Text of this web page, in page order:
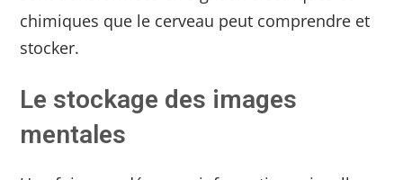
chimiques que le cerveau peut comprendre et
stocker.
Le stockage des images
mentales